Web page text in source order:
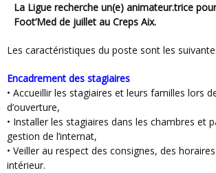
La Ligue recherche un(e) animateur.trice pour les stages d’été
Foot’Med de juillet au Creps Aix.
Les caractéristiques du poste sont les
Encadrement des stagiaires
• Accueillir les stagiaires et leurs familles lors
d’ouverture,
• Installer les stagiaires dans les chambres et
gestion de l’internat,
• Veiller au respect des consignes, des
intérieur.